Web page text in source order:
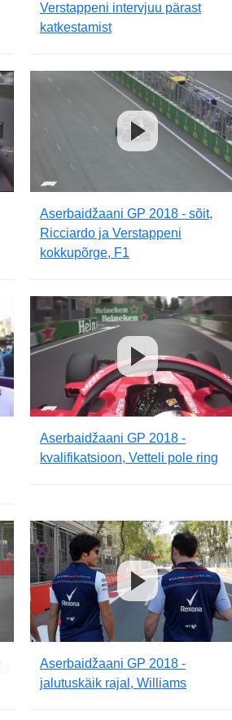
Verstappeni intervjuu pärast
katkestamist
Aserbaidžaani GP 2018 - sõit,
Ricciardo ja Verstappeni
kokkupõrge, F1
Aserbaidžaani GP 2018 -
kvalifikatsioon, Vetteli pole ring
Aserbaidžaani GP 2018 -
jalutuskäik rajal, Williams